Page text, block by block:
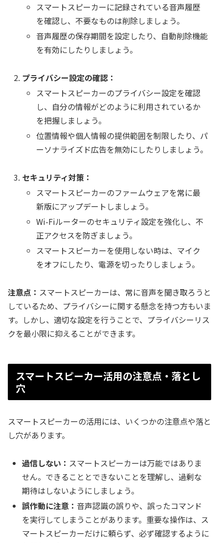
スマートスピーカーに記録されている音声履歴
を確認し、不要なものは削除しましょう。
音声履歴の保存期間を設定したり、自動削除機能
を有効にしたりしましょう。
プライバシー設定の確認：
スマートスピーカーのプライバシー設定を確認
し、自分の情報がどのように利用されているか
を把握しましょう。
位置情報や個人情報の提供範囲を制限したり、パ
ーソナライズド広告を無効にしたりしましょう。
セキュリティ対策：
スマートスピーカーのファームウェアを常に最
新版にアップデートしましょう。
Wi-Fiルーターのセキュリティ設定を強化し、不
正アクセスを防ぎましょう。
スマートスピーカーを使用しない時は、マイク
をオフにしたり、電源を切ったりしましょう。
注意点： スマートスピーカーは、常に音声を聞き取ろうと
しているため、プライバシーに関する懸念を持つ方もいま
す。しかし、適切な設定を行うことで、プライバシーリス
クを最小限に抑えることができます。
スマートスピーカー活用の注意点・落とし
穴
スマートスピーカーの活用には、いくつかの注意点や落と
し穴があります。
過信しない： スマートスピーカーは万能ではありま
せん。できることとできないことを理解し、過剰な
期待はしないようにしましょう。
誤作動に注意：音声認識の誤りや、誤ったコマンド
を実行してしまうことがあります。重要な操作は、ス
マートスピーカーだけに頼らず、必ず確認するように